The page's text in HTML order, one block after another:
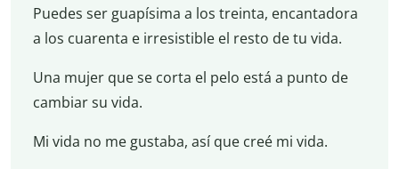
Puedes ser guapísima a los treinta, encantadora
a los cuarenta e irresistible el resto de tu vida.
Una mujer que se corta el pelo está a punto de
cambiar su vida.
Mi vida no me gustaba, así que creé mi vida.